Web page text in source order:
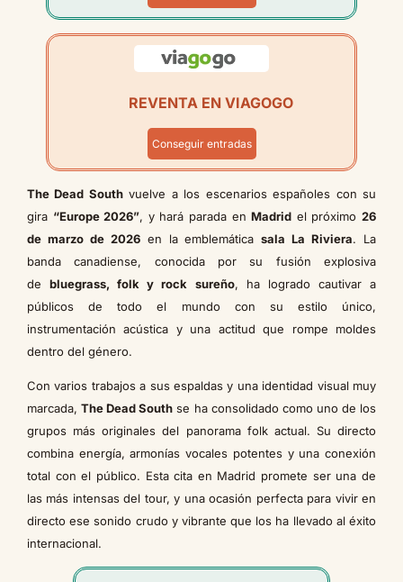
REVENTA EN VIAGOGO
Conseguir entradas
The Dead Southvuelve a los escenarios españoles con su
gira “Europe 2026”, y hará parada enMadrid el próximo26
de marzo de 2026en la emblemáticasala La Riviera. La
banda canadiense, conocida por su fusión explosiva
debluegrass, folk y rock sureño, ha logrado cautivar a
públicos de todo el mundo con su estilo único,
instrumentación acústica y una actitud que rompe moldes
dentro del género.
Con varios trabajos a sus espaldas y una identidad visual muy
marcada,The Dead South se ha consolidado como uno de los
grupos más originales del panorama folk actual. Su directo
combina energía, armonías vocales potentes y una conexión
total con el público. Esta cita en Madrid promete ser una de
las más intensas del tour, y una ocasión perfecta para vivir en
directo ese sonido crudo y vibrante que los ha llevado al éxito
internacional.